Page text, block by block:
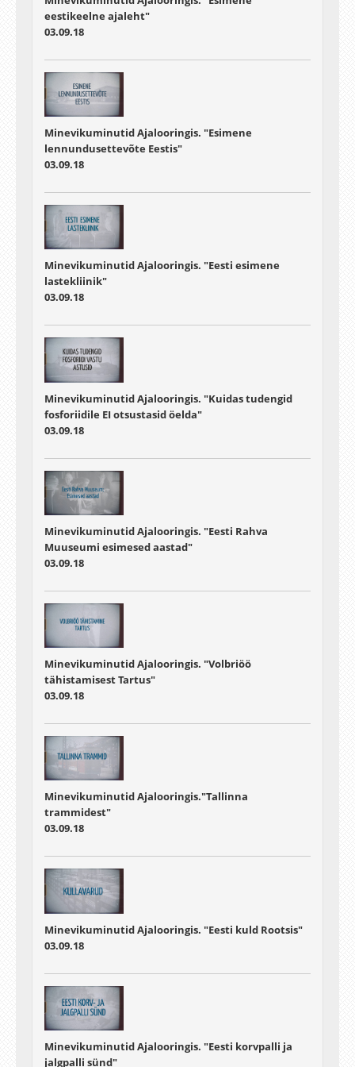
eestikeelne ajaleht"
03.09.18
Minevikuminutid Ajalooringis. "Esimene
lennundusettevõte Eestis"
03.09.18
Minevikuminutid Ajalooringis. "Eesti esimene
lastekliinik"
03.09.18
Minevikuminutid Ajalooringis. "Kuidas tudengid
fosforiidile EI otsustasid öelda"
03.09.18
Minevikuminutid Ajalooringis. "Eesti Rahva
Muuseumi esimesed aastad"
03.09.18
Minevikuminutid Ajalooringis. "Volbriöö
tähistamisest Tartus"
03.09.18
Minevikuminutid Ajalooringis."Tallinna
trammidest"
03.09.18
Minevikuminutid Ajalooringis. "Eesti kuld Rootsis"
03.09.18
Minevikuminutid Ajalooringis. "Eesti korvpalli ja
jalgpalli sünd"